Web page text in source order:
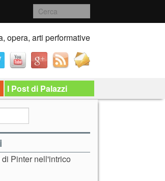
opera, arti performative
I Post di Palazzi
Pinter nell'intrico